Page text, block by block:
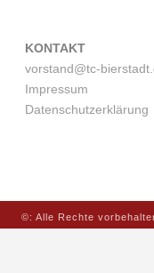
KONTAKT
vorstand@tc-
Impressum
Datenschutzerklärung
©: Alle Rechte